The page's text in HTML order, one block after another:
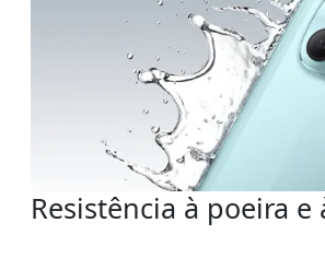
Resistência à poeira e